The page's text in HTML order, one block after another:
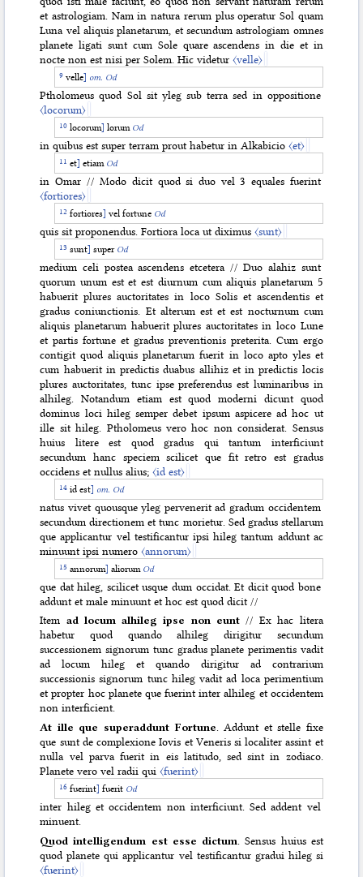
et astrologiam. Nam in natura rerum plus operatur Sol quam
Luna vel aliquis planetarum, et secundum astrologiam omnes
planete ligati sunt cum Sole quare ascendens in die et in
nocte non est nisi per Solem. Hic videtur〈velle〉
velle] om. Od
Ptholomeus quod Sol sit yleg sub terra sed in oppositione
〈locorum〉
locorum] lorum Od
in quibus est super terram prout habetur in Alkabicio〈et〉
et] etiam Od
in Omar // Modo dicit quod si duo vel 3 equales fuerint
〈fortiores〉
fortiores] vel fortune Od
quis sit proponendus. Fortiora loca ut diximus〈sunt〉
sunt] super Od
medium celi postea ascendens etcetera // Duo alahiz sunt
quorum unum est et est diurnum cum aliquis planetarum 5
habuerit plures auctoritates in loco Solis et ascendentis et
gradus coniunctionis. Et alterum est et est nocturnum cum
aliquis planetarum habuerit plures auctoritates in loco Lune
et partis fortune et gradus preventionis preterita. Cum ergo
contigit quod aliquis planetarum fuerit in loco apto yles et
cum habuerit in predictis duabus allihiz et in predictis locis
plures auctoritates, tunc ipse preferendus est luminaribus in
alhileg. Notandum etiam est quod moderni dicunt quod
dominus loci hileg semper debet ipsum aspicere ad hoc ut
ille sit hileg. Ptholomeus vero hoc non considerat. Sensus
huius litere est quod gradus qui tantum interficiunt
secundum hanc speciem scilicet que fit retro est gradus
occidens et nullus alius;〈id est〉
id est] om. Od
natus vivet quousque yleg pervenerit ad gradum occidentem
secundum directionem et tunc morietur. Sed gradus stellarum
que applicantur vel testificantur ipsi hileg tantum addunt ac
minuunt ipsi numero〈annorum〉
annorum] aliorum Od
que dat hileg, scilicet usque dum occidat. Et dicit quod bone
addunt et male minuunt et hoc est quod dicit //
Item ad locum alhileg ipse non eunt// Ex hac litera
habetur quod quando alhileg dirigitur secundum
successionem signorum tunc gradus planete perimentis vadit
ad locum hileg et quando dirigitur ad contrarium
successionis signorum tunc hileg vadit ad loca perimentium
et propter hoc planete que fuerint inter alhileg et occidentem
non interficient.
At ille que superaddunt Fortune . Addunt et stelle fixe
que sunt de complexione Iovis et Veneris si localiter assint et
nulla vel parva fuerit in eis latitudo, sed sint in zodiaco.
Planete vero vel radii qui〈fuerint〉
fuerint] fuerit Od
inter hileg et occidentem non interficiunt. Sed addent vel
minuent.
Quod intelligendum est esse dictum . Sensus huius est
quod planete qui applicantur vel testificantur gradui hileg si
〈fuerint〉